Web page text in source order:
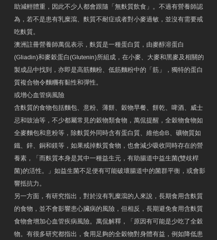
助減輕體重，因此不少人都會跟隨「無麩質飲食」。不過有營養師認
為，若不是患有乳糜瀉、麩質不耐症或者對小麥過敏，並沒有需要戒
吃麩質。
澳洲註冊營養師萬侃表示，麩質是一種蛋白質，由麥醇溶蛋白
(Gliadin)和麥穀蛋白(Glutenin)所組成，在小麥、大麥和黑麥及相關的
製成品中找到，亦即是高筋麵粉、低筋麵粉中的「筋」，獨特的蛋白
質複合物令麵糰有黏性和彈性。
或增心血管病風險
含麩質的食物包括麵包、意粉、薄餅、穀物早餐、餅乾、啤酒、威士
忌和豉油等，不少都屬常見的穀物類食物，萬侃提醒，全穀物食物如
全麥麵包和意粉等，除麩質外同時含有蛋白質、維他命B、礦物質如
鐵、鋅、銅和鎂等，如果戒掉麩質食物，也會減少吸收同時存在的營
養素，「而麩質本身是其中一種益生元，有助腸道中益生菌(雙歧桿
菌)的活性。」如益生菌不足便有可能破壞腸道中的菌群平衡，或會影
響抵抗力。
另一方面，有研究指出，對於沒有乳糜瀉的人來說，長期食用含麩質
的食物，並不會影響患心臟病的風險，但相反，長期避免食用含麩質
食物會增加心血管疾病風險。萬侃解釋，「原因有可能是少吃了全穀
物。有很多研究都指出，食用足夠的全穀物對身體有益，例如降低患